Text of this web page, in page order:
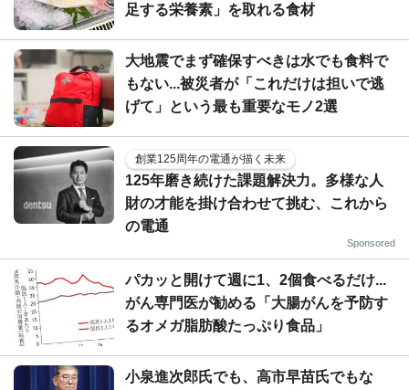
足する栄養素」を取れる食材
大地震でまず確保すべきは水でも食料で
もない...被災者が「これだけは担いで逃
げて」という最も重要なモノ2選
創業125周年の電通が描く未来
125年磨き続けた課題解決力。多様な人
財の才能を掛け合わせて挑む、これから
の電通
Sponsored
パカッと開けて週に1、2個食べるだけ...
がん専門医が勧める「大腸がんを予防す
るオメガ脂肪酸たっぷり食品」
小泉進次郎氏でも、高市早苗氏でもな